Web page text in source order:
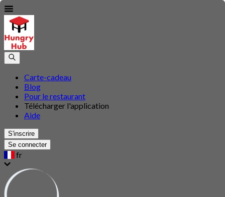
Carte-cadeau
Blog
Pour le restaurant
Télécharger l'application
Aide
S'inscrire
Se connecter
fr